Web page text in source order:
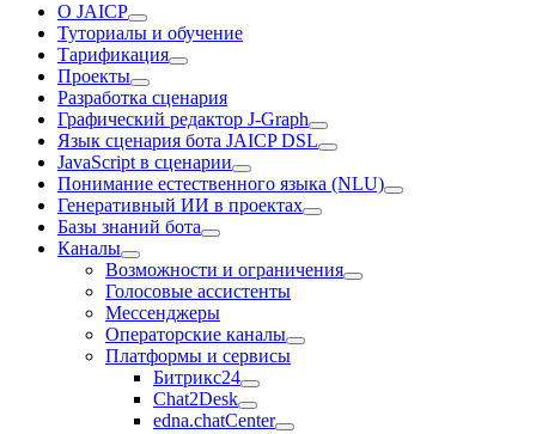
О JAICP
Туториалы и обучение
Тарификация
Проекты
Разработка сценария
Графический редактор J‑Graph
Язык сценария бота JAICP DSL
JavaScript в сценарии
Понимание естественного языка (NLU)
Генеративный ИИ в проектах
Базы знаний бота
Каналы
Возможности и ограничения
Голосовые ассистенты
Мессенджеры
Операторские каналы
Платформы и сервисы
Битрикс24
Chat2Desk
edna.chatCenter